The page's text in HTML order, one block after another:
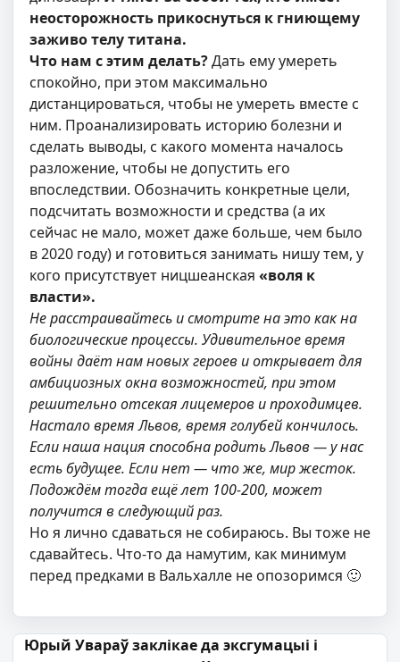
неосторожность прикоснуться к гниющему
заживо телу титана.
Что нам с этим делать?Дать ему умереть
спокойно, при этом максимально
дистанцироваться, чтобы не умереть вместе с
ним. Проанализировать историю болезни и
сделать выводы, с какого момента началось
разложение, чтобы не допустить его
впоследствии. Обозначить конкретные цели,
подсчитать возможности и средства (а их
сейчас не мало, может даже больше, чем было
в 2020 году) и готовиться занимать нишу тем, у
кого присутствует ницшеанская «воля к
власти».
Не расстраивайтесь и смотрите на это как на
биологические процессы. Удивительное время
войны даёт нам новых героев и открывает для
амбициозных окна возможностей, при этом
решительно отсекая лицемеров и проходимцев.
Настало время Львов, время голубей кончилось.
Если наша нация способна родить Львов — у нас
есть будущее. Если нет — что же, мир жесток.
Подождём тогда ещё лет 100-200, может
получится в следующий раз.
Но я лично сдаваться не собираюсь. Вы тоже не
сдавайтесь. Что-то да намутим, как минимум
перед предками в Вальхалле не опозоримся 🙂
Навігацыя па запісах
Юрый Увараў заклікае да эксгумацыі і